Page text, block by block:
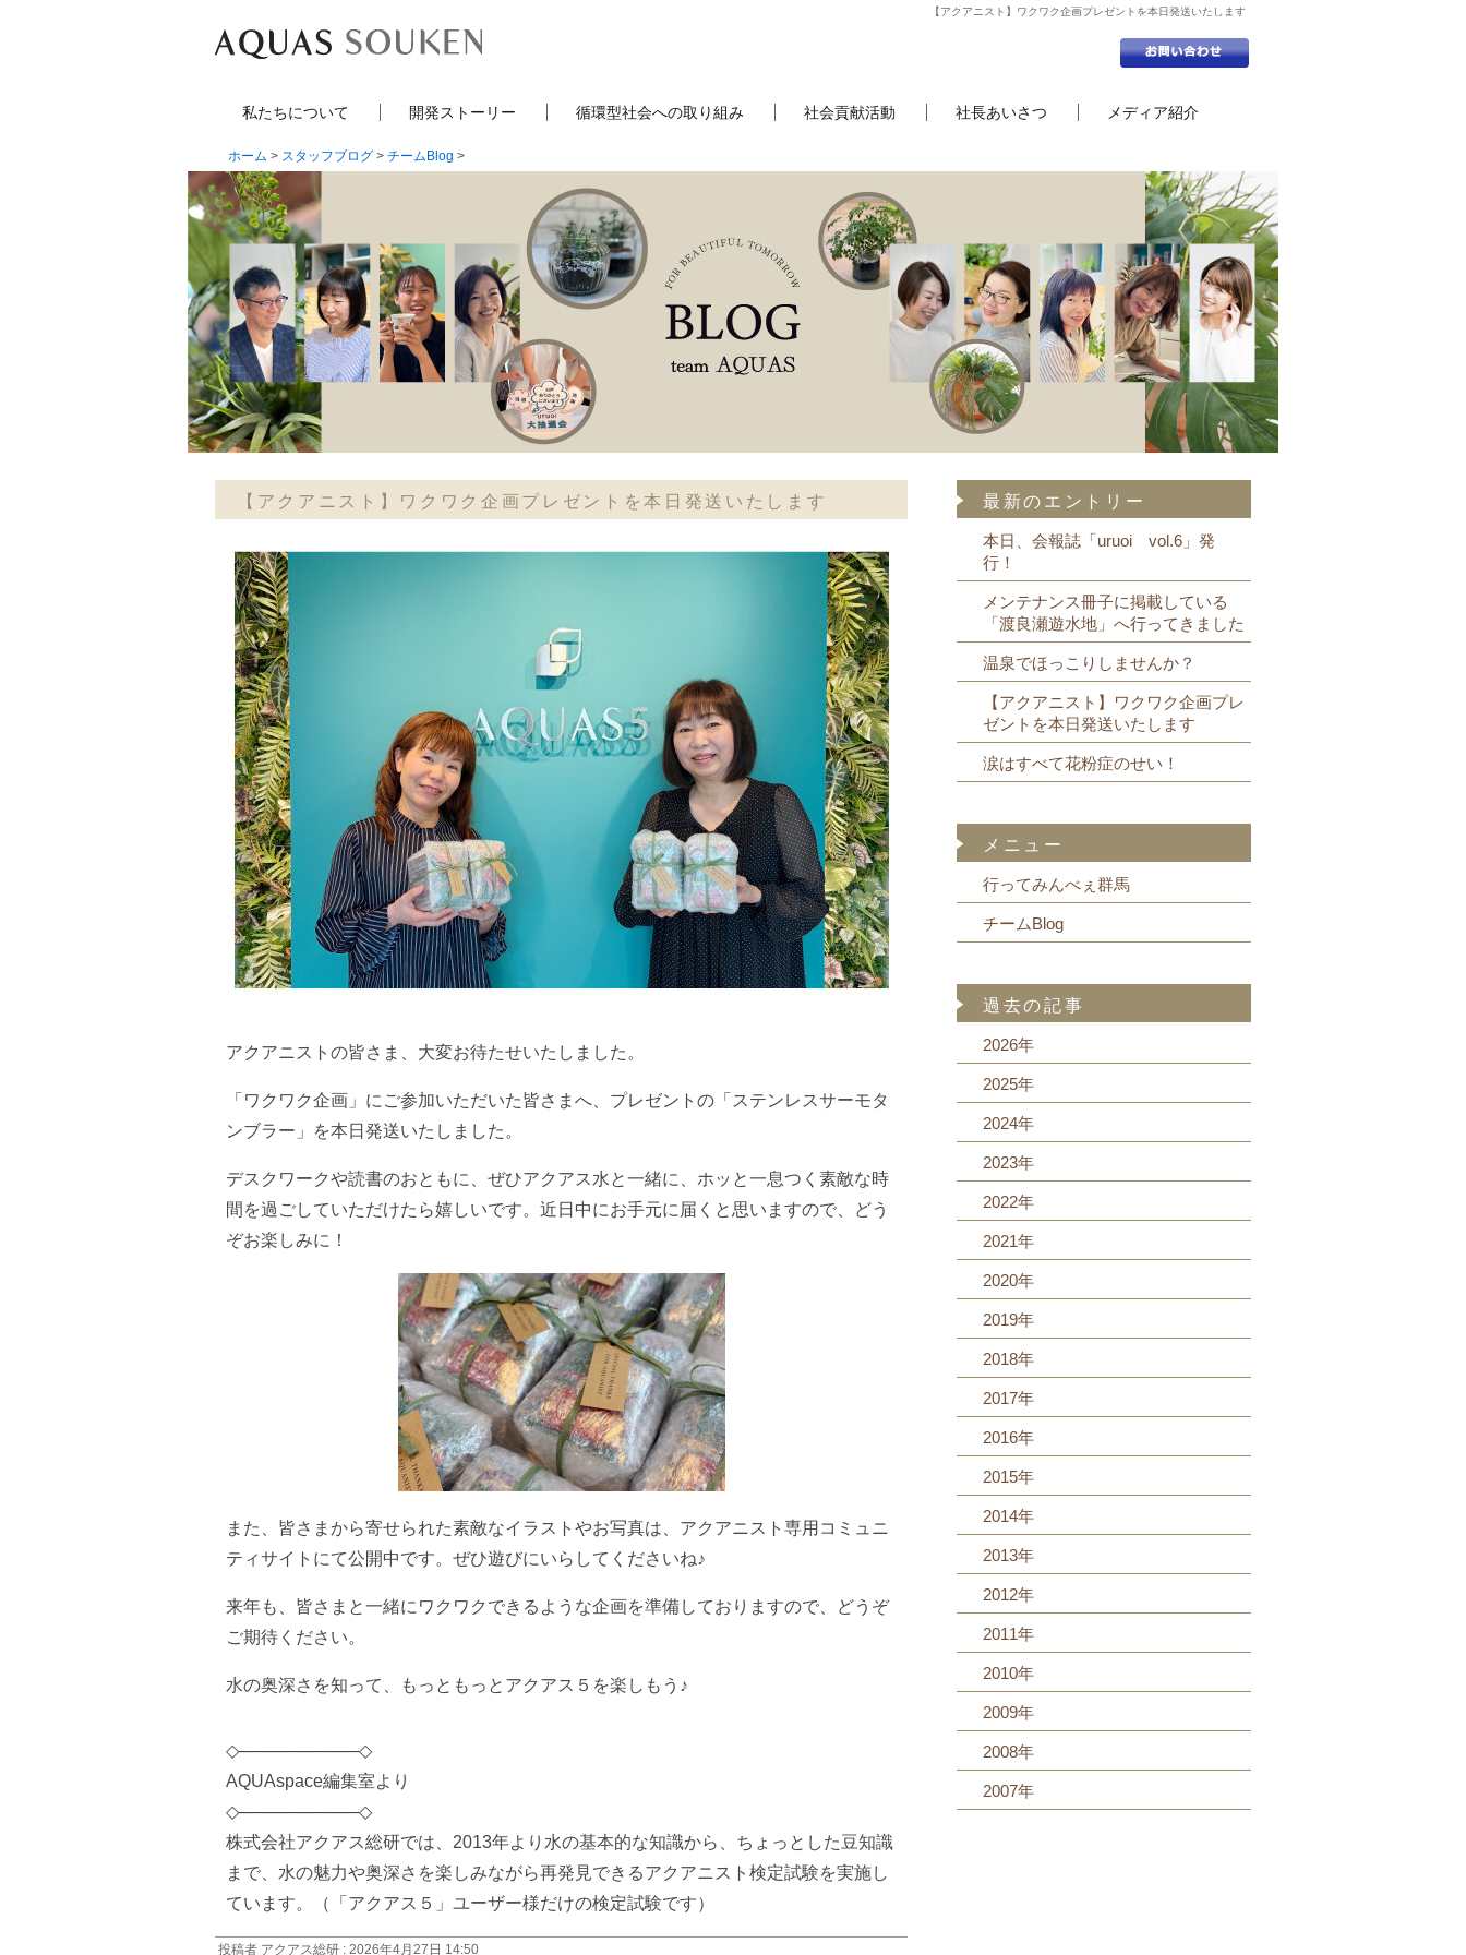
【アクアニスト】ワクワク企画プレゼントを本日発送いたします
私たちについて 開発ストーリー 循環型社会への取り組み 社会貢献活動 社長あいさつ メディア紹介
ホーム > スタッフブログ > チームBlog >
【アクアニスト】ワクワク企画プレゼントを本日発送いたします
アクアニストの皆さま、大変お待たせいたしました。
「ワクワク企画」にご参加いただいた皆さまへ、プレゼントの「ステンレスサーモタ
ンブラー」を本日発送いたしました。
デスクワークや読書のおともに、ぜひアクアス水と一緒に、ホッと一息つく素敵な時
間を過ごしていただけたら嬉しいです。近日中にお手元に届くと思いますので、どう
ぞお楽しみに！
また、皆さまから寄せられた素敵なイラストやお写真は、アクアニスト専用コミュニ
ティサイトにて公開中です。ぜひ遊びにいらしてくださいね♪
来年も、皆さまと一緒にワクワクできるような企画を準備しておりますので、どうぞ
ご期待ください。
水の奥深さを知って、もっともっとアクアス５を楽しもう♪
◇──────────◇
AQUAspace編集室より
◇──────────◇
株式会社アクアス総研では、2013年より水の基本的な知識から、ちょっとした豆知識
まで、水の魅力や奥深さを楽しみながら再発見できるアクアニスト検定試験を実施し
ています。（「アクアス５」ユーザー様だけの検定試験です）
投稿者 アクアス総研 : 2026年4月27日 14:50
最新のエントリー
本日、会報誌「uruoi vol.6」発
行！
メンテナンス冊子に掲載している
「渡良瀬遊水地」へ行ってきました
温泉でほっこりしませんか？
【アクアニスト】ワクワク企画プレ
ゼントを本日発送いたします
涙はすべて花粉症のせい！
メニュー
行ってみんべぇ群馬
チームBlog
過去の記事
2026年
2025年
2024年
2023年
2022年
2021年
2020年
2019年
2018年
2017年
2016年
2015年
2014年
2013年
2012年
2011年
2010年
2009年
2008年
2007年